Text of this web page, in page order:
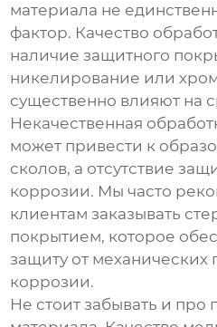
материала не
фактор. Качество
наличие защитного
никелирование или
существенно влияют на
Некачественная
может привести к
сколов, а отсутствие
коррозии. Мы часто
клиентам заказывать
покрытием, которое
защиту от
коррозии.
Не стоит забывать и